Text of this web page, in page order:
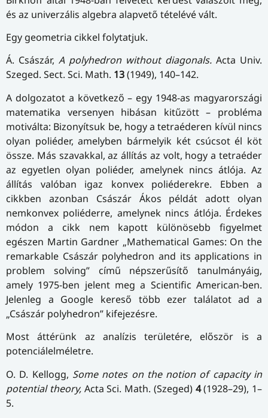
és az univerzális algebra alapvető tételévé vált.
Egy geometria cikkel folytatjuk.
Á. Császár, A polyhedron without diagonals. Acta Univ.
Szeged. Sect. Sci. Math. 13(1949), 140–142.
A dolgozatot a következő – egy 1948-as magyarországi
matematika versenyen hibásan kitűzött – probléma
motiválta: Bizonyítsuk be, hogy a tetraéderen kívül nincs
olyan poliéder, amelyben bármelyik két csúcsot él köt
össze. Más szavakkal, az állítás az volt, hogy a tetraéder
az egyetlen olyan poliéder, amelynek nincs átlója. Az
állítás valóban igaz konvex poliéderekre. Ebben a
cikkben azonban Császár Ákos példát adott olyan
nemkonvex poliéderre, amelynek nincs átlója. Érdekes
módon a cikk nem kapott különösebb figyelmet
egészen Martin Gardner „Mathematical Games: On the
remarkable Császár polyhedron and its applications in
problem solving” című népszerűsítő tanulmányáig,
amely 1975-ben jelent meg a Scientific American-ben.
Jelenleg a Google kereső több ezer találatot ad a
„Császár polyhedron” kifejezésre.
Most áttérünk az analízis területére, először is a
potenciálelméletre.
O. D. Kellogg, Some notes on the notion of capacity in
potential theory,Acta Sci. Math. (Szeged) 4(1928–29), 1–
5.